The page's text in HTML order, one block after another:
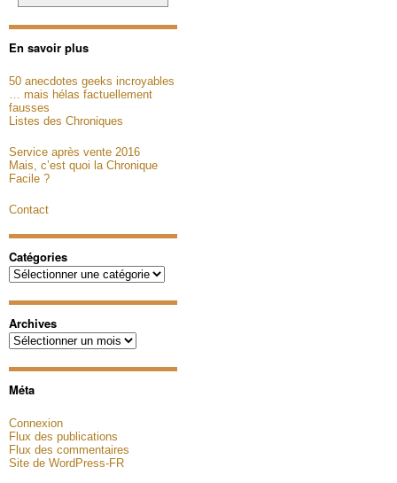
En savoir plus
50 anecdotes geeks incroyables
… mais hélas factuellement
fausses
Listes des Chroniques
Service après vente 2016
Mais, c’est quoi la Chronique
Facile ?
Contact
Catégories
Catégories
Archives
Archives
Méta
Connexion
Flux des publications
Flux des commentaires
Site de WordPress-FR